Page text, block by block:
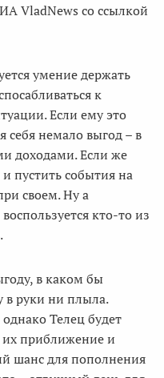
VladNews со ссылкой
умение держать
к
Если ему это
себя немало выгод – в
доходами. Если же
пустить события на
своем. Ну а
кто-то из
в каком бы
руки ни плыла.
Телец будет
их приближение и
шанс для пополнения